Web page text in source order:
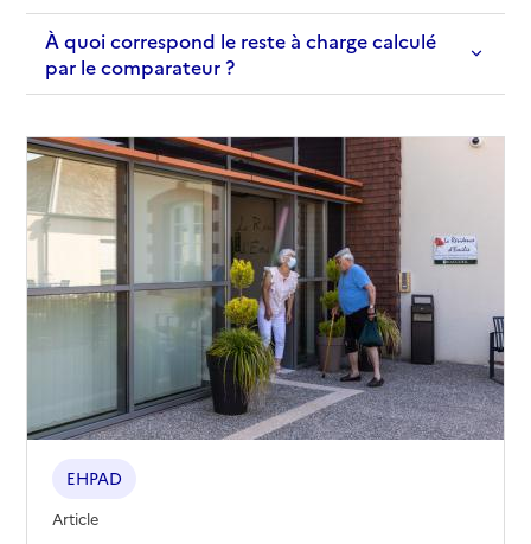
À quoi correspond le reste à charge calculé
par le comparateur ?
EHPAD
Article